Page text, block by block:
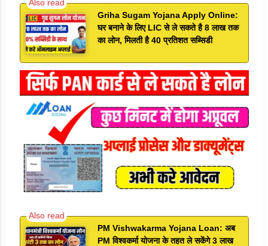
Griha Sugam Yojana Apply Online:
घर बनाने के लिए LIC से ले सकते है 8 लाख तक
का लोन, मिलती है 40 प्रतिशत सब्सिडी
PM Vishwakarma Yojana Loan: अब
PM विश्वकर्मा योजना के तहत ले सकेंगे 3 लाख